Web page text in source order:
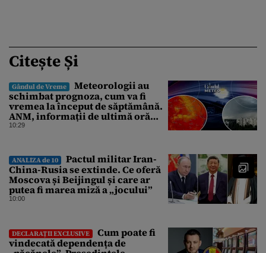
Citește Și
Gândul de Vreme
Meteorologii au
schimbat prognoza, cum va fi
vremea la început de săptămână.
ANM, informații de ultimă oră
pentru Gândul
10:29
ANALIZA de 10
Pactul militar Iran-
China-Rusia se extinde. Ce oferă
Moscova și Beijingul și care ar
putea fi marea miză a „jocului”
10:00
DECLARAȚII EXCLUSIVE
Cum poate fi
vindecată dependența de